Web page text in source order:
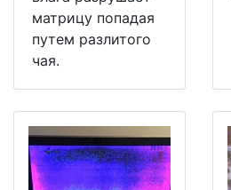
матрицу попадая
путем разлитого
чая.